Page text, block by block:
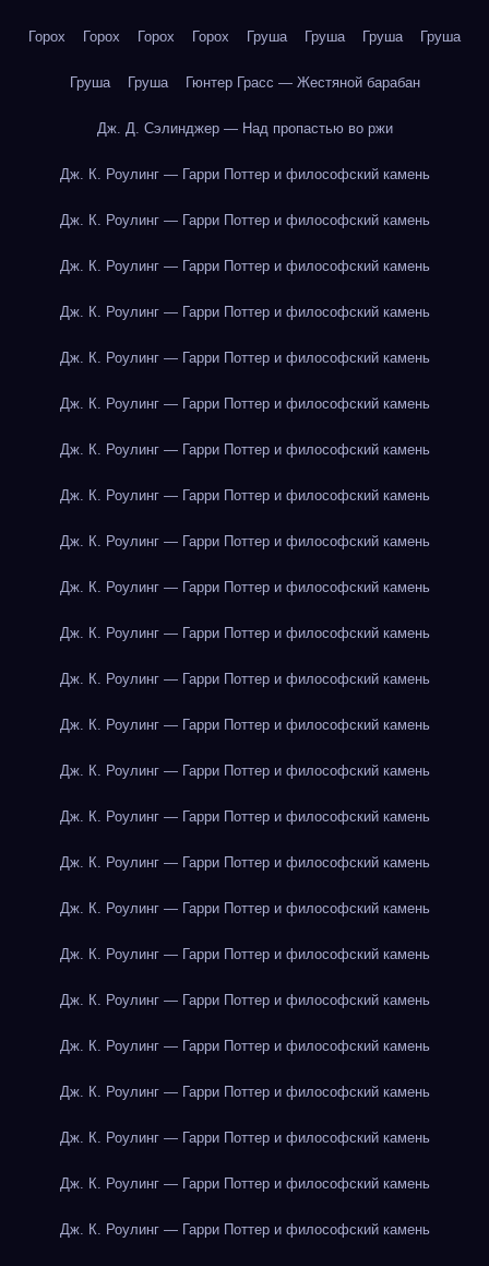
Горох Горох Горох Горох Груша Груша Груша Груша
Груша Груша Гюнтер Грасс — Жестяной барабан
Дж. Д. Сэлинджер — Над пропастью во ржи
Дж. К. Роулинг — Гарри Поттер и философский камень
Дж. К. Роулинг — Гарри Поттер и философский камень
Дж. К. Роулинг — Гарри Поттер и философский камень
Дж. К. Роулинг — Гарри Поттер и философский камень
Дж. К. Роулинг — Гарри Поттер и философский камень
Дж. К. Роулинг — Гарри Поттер и философский камень
Дж. К. Роулинг — Гарри Поттер и философский камень
Дж. К. Роулинг — Гарри Поттер и философский камень
Дж. К. Роулинг — Гарри Поттер и философский камень
Дж. К. Роулинг — Гарри Поттер и философский камень
Дж. К. Роулинг — Гарри Поттер и философский камень
Дж. К. Роулинг — Гарри Поттер и философский камень
Дж. К. Роулинг — Гарри Поттер и философский камень
Дж. К. Роулинг — Гарри Поттер и философский камень
Дж. К. Роулинг — Гарри Поттер и философский камень
Дж. К. Роулинг — Гарри Поттер и философский камень
Дж. К. Роулинг — Гарри Поттер и философский камень
Дж. К. Роулинг — Гарри Поттер и философский камень
Дж. К. Роулинг — Гарри Поттер и философский камень
Дж. К. Роулинг — Гарри Поттер и философский камень
Дж. К. Роулинг — Гарри Поттер и философский камень
Дж. К. Роулинг — Гарри Поттер и философский камень
Дж. К. Роулинг — Гарри Поттер и философский камень
Дж. К. Роулинг — Гарри Поттер и философский камень